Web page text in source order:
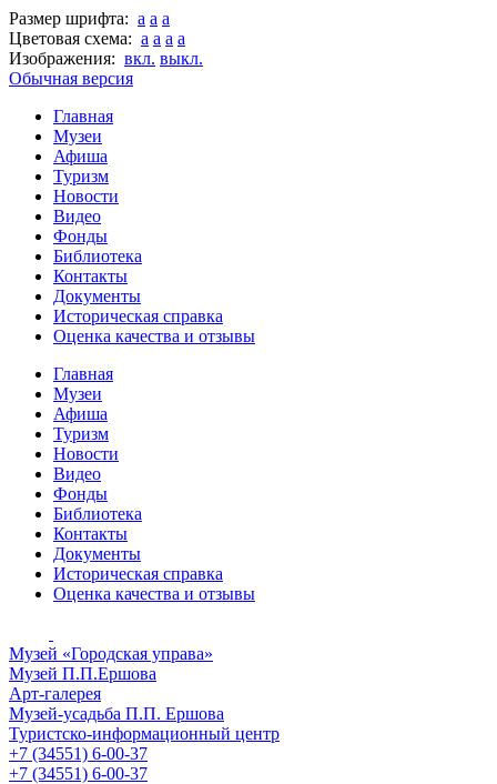
Размер шрифта: a a a
Цветовая схема: a a a a
Изображения: вкл. выкл.
Обычная версия
Главная
Музеи
Афиша
Туризм
Новости
Видео
Фонды
Библиотека
Контакты
Документы
Историческая справка
Оценка качества и отзывы
Главная
Музеи
Афиша
Туризм
Новости
Видео
Фонды
Библиотека
Контакты
Документы
Историческая справка
Оценка качества и отзывы
Музей «Городская управа»
Музей П.П.Ершова
Арт-галерея
Музей-усадьба П.П. Ершова
Туристско-информационный центр
+7 (34551) 6-00-37
+7 (34551) 6-00-37